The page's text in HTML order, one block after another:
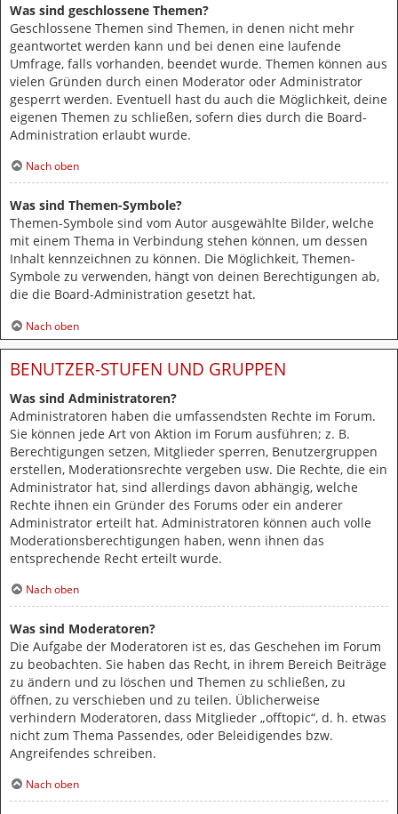
Was sind geschlossene Themen?
Geschlossene Themen sind Themen, in denen nicht mehr
geantwortet werden kann und bei denen eine laufende
Umfrage, falls vorhanden, beendet wurde. Themen können aus
vielen Gründen durch einen Moderator oder Administrator
gesperrt werden. Eventuell hast du auch die Möglichkeit, deine
eigenen Themen zu schließen, sofern dies durch die Board-
Administration erlaubt wurde.
Nach oben
Was sind Themen-Symbole?
Themen-Symbole sind vom Autor ausgewählte Bilder, welche
mit einem Thema in Verbindung stehen können, um dessen
Inhalt kennzeichnen zu können. Die Möglichkeit, Themen-
Symbole zu verwenden, hängt von deinen Berechtigungen ab,
die die Board-Administration gesetzt hat.
Nach oben
BENUTZER-STUFEN UND GRUPPEN
Was sind Administratoren?
Administratoren haben die umfassendsten Rechte im Forum.
Sie können jede Art von Aktion im Forum ausführen; z. B.
Berechtigungen setzen, Mitglieder sperren, Benutzergruppen
erstellen, Moderationsrechte vergeben usw. Die Rechte, die ein
Administrator hat, sind allerdings davon abhängig, welche
Rechte ihnen ein Gründer des Forums oder ein anderer
Administrator erteilt hat. Administratoren können auch volle
Moderationsberechtigungen haben, wenn ihnen das
entsprechende Recht erteilt wurde.
Nach oben
Was sind Moderatoren?
Die Aufgabe der Moderatoren ist es, das Geschehen im Forum
zu beobachten. Sie haben das Recht, in ihrem Bereich Beiträge
zu ändern und zu löschen und Themen zu schließen, zu
öffnen, zu verschieben und zu teilen. Üblicherweise
verhindern Moderatoren, dass Mitglieder „offtopic“, d. h. etwas
nicht zum Thema Passendes, oder Beleidigendes bzw.
Angreifendes schreiben.
Nach oben